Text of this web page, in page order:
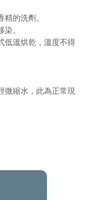
的洗劑。
。
低溫烘乾，溫度不得
微縮水，此為正常現